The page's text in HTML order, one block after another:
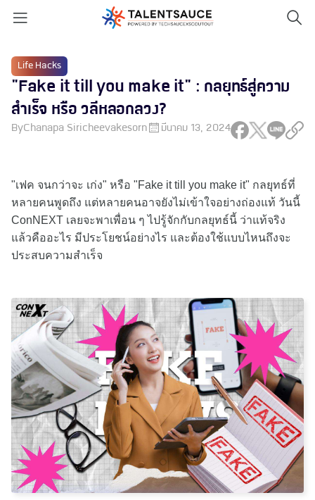
Life Hacks
"Fake it till you make it" : กลยุทธ์สู่ความ
สำเร็จ หรือ วลีหลอกลวง?
ByChanapa Siricheevakesorn มีนาคม 13, 2024
"เฟค จนกว่าจะ เก่ง" หรือ "Fake it till you make it" กลยุทธ์ที่
หลายคนพูดถึง แต่หลายคนอาจยังไม่เข้าใจอย่างถ่องแท้ วันนี้
ConNEXT เลยจะพาเพื่อน ๆ ไปรู้จักกับกลยุทธ์นี้ ว่าแท้จริง
แล้วคืออะไร มีประโยชน์อย่างไร และต้องใช้แบบไหนถึงจะ
ประสบความสำเร็จ